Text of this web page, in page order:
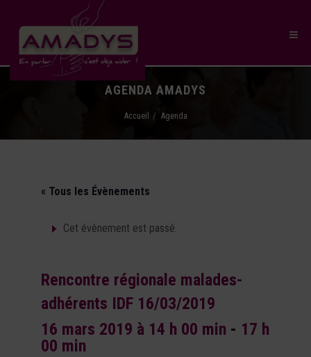
AGENDA AMADYS
Accueil Agenda
« Tous les Évènements
Cet évènement est passé.
Rencontre régionale malades-
adhérents IDF 16/03/2019
16 mars 2019 à 14 h 00 min - 17 h
00 min